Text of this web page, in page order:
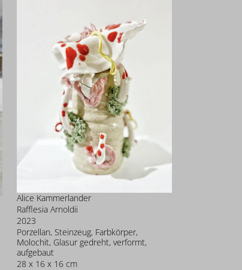
Alice Kammerlander
Rafflesia Arnoldii
2023
Porzellan, Steinzeug, Farbkörper,
Molochit, Glasur gedreht, verformt,
aufgebaut
28 x 16 x 16 cm